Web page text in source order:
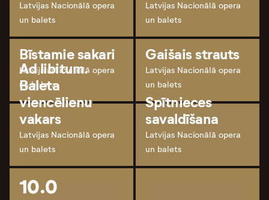
Latvijas Nacionālā opera
un balets
Latvijas Nacionālā opera
un balets
Bīstamie sakari
Latvijas Nacionālā opera
un balets
Gaišais strauts
Latvijas Nacionālā opera
un balets
Ad libitum.
Baleta
viencēlienu
vakars
Latvijas Nacionālā opera
un balets
Spītnieces
savaldīšana
Latvijas Nacionālā opera
un balets
10.0